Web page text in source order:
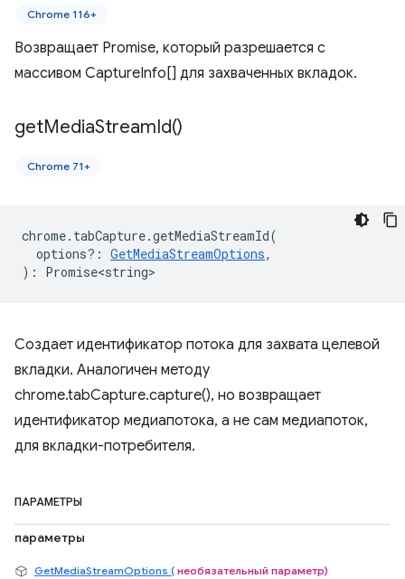
Chrome 116+
Возвращает Promise, который разрешается с
массивом CaptureInfo[] для захваченных вкладок.
getMediaStreamId()
Chrome 71+
chrome. tabCapture.getMediaStreamId(
options? : GetMediaStreamOptions,
) : Promise<string>
Создает идентификатор потока для захвата целевой
вкладки. Аналогичен методу
chrome.tabCapture.capture(), но возвращает
идентификатор медиапотока, а не сам медиапоток,
для вкладки-потребителя.
ПАРАМЕТРЫ
параметры
GetMediaStreamOptions ( необязательный параметр)